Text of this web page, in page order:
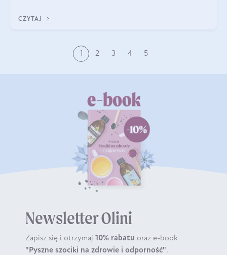
CZYTAJ
1 2 3 4 5
Newsletter Olini
Zapisz się i otrzymaj 10% rabatu oraz e-book
"Pyszne szociki na zdrowie i odporność".